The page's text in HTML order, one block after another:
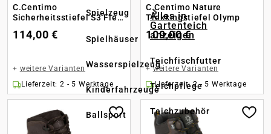
Spielzeug
Spielhäuser
Wasserspielzeug
Kinderfahrzeuge
Ballsport
Alles in
Gartenteich
anzeigen
Teichfischfutter
Teichpflege
Teichzubehör
C.Centimo
Sicherheitsstiefel S3 Flex
114,00 €
+ weitere Varianten
Lieferzeit: 2 - 5 Werktage
C.Centimo Nature
Trekkingstiefel Olymp
109,00 €
+weitere Varianten
Lieferzeit: 2 - 5 Werktage